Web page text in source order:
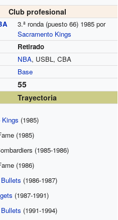
Club profesional
3.ª ronda (puesto 66) 1985 por
Sacramento Kings
Retirado
NBA, USBL, CBA
Base
55
Trayectoria
Kings (1985)
(1985)
(1985-1986)
(1986)
(1986-1987)
(1987-1991)
(1991-1994)